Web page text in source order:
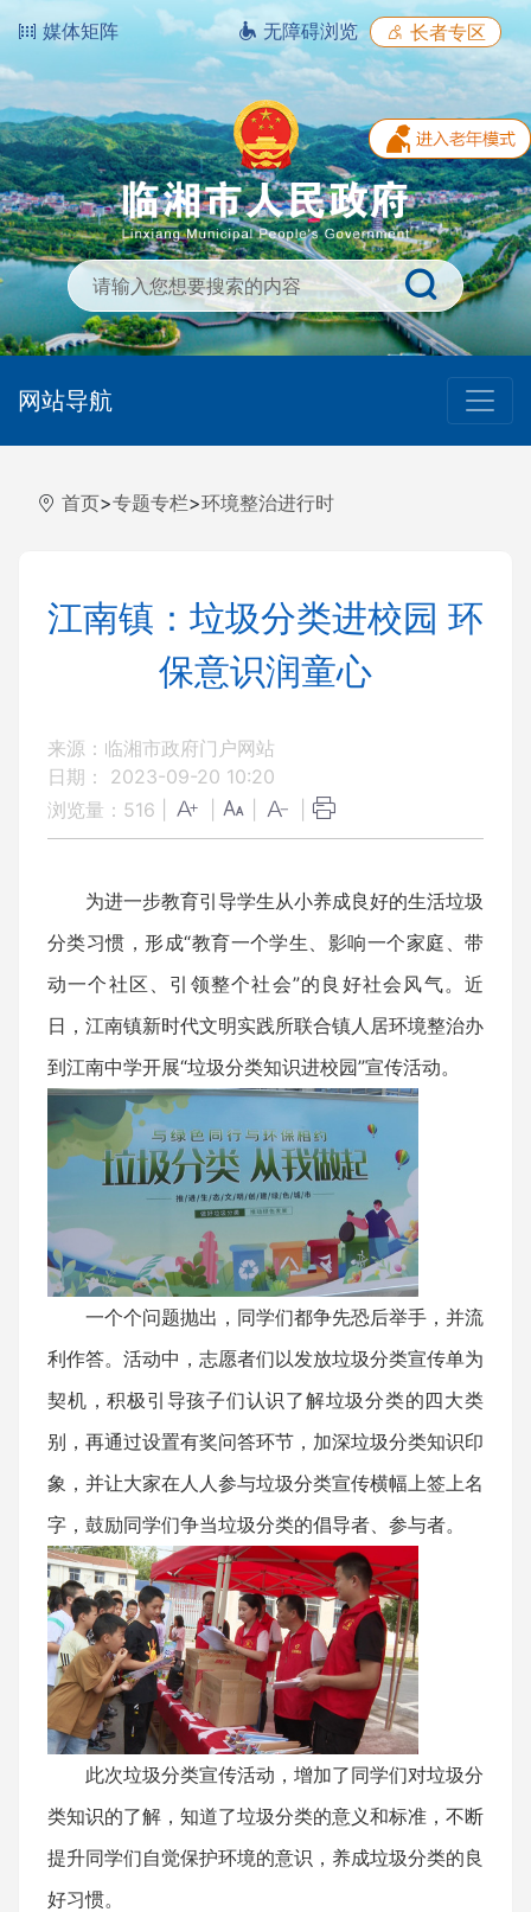
媒体矩阵 无障碍浏览 长者专区
网站导航
首页>专题专栏>环境整治进行时
江南镇：垃圾分类进校园 环
保意识润童心
来源：临湘市政府门户网站
日期： 2023-09-20 10:20
浏览量： 516
为进一步教育引导学生从小养成良好的生活垃圾
分类习惯，形成“教育一个学生、影响一个家庭、带
动一个社区、引领整个社会”的良好社会风气。近
日，江南镇新时代文明实践所联合镇人居环境整治办
到江南中学开展“垃圾分类知识进校园”宣传活动。
一个个问题抛出，同学们都争先恐后举手，并流
利作答。活动中，志愿者们以发放垃圾分类宣传单为
契机，积极引导孩子们认识了解垃圾分类的四大类
别，再通过设置有奖问答环节，加深垃圾分类知识印
象，并让大家在人人参与垃圾分类宣传横幅上签上名
字，鼓励同学们争当垃圾分类的倡导者、参与者。
此次垃圾分类宣传活动，增加了同学们对垃圾分
类知识的了解，知道了垃圾分类的意义和标准，不断
提升同学们自觉保护环境的意识，养成垃圾分类的良
好习惯。